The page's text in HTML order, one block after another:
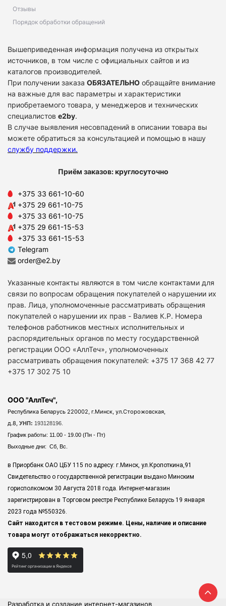
Отзывы
Порядок обработки обращений
Вышеприведенная информация получена из открытых
источников, в том числе с официальных сайтов и из
каталогов производителей.
При получении заказа ОБЯЗАТЕЛЬНО обращайте внимание
на важные для вас параметры и характеристики
приобретаемого товара, у менеджеров и технических
специалистов e2by.
В случае выявления несовпадений в описании товара вы
можете обратиться за консультацией и помощью в нашу
службу поддержки.
Приём заказов: круглосуточно
+375 33 661-10-60
+375 29 661-10-75
+375 33 661-10-75
+375 29 661-15-53
+375 33 661-15-53
Telegram
order@e2.by
Указанные контакты являются в том числе контактами для
связи по вопросам обращения покупателей о нарушении их
прав. Лица, уполномоченные рассматривать обращения
покупателей о нарушении их прав - Валиев К.Р. Номера
телефонов работников местных исполнительных и
распорядительных органов по месту государственной
регистрации ООО «АллТеч», уполномоченных
рассматривать обращения покупателей: +375 17 368 42 77
+375 17 302 75 10
ООО "АллТеч",
Республика Беларусь 220002, г.Минск, ул.Сторожовская,
д.8, УНП: 193128196.
График работы: 11.00 - 19.00 (Пн - Пт)
Выходные дни: Сб, Вс.
в Приорбанк ОАО ЦБУ 115 по адресу: г.Минск, ул.Кропоткина,91
Свидетельство о государственной регистрации выдано Минским
горисполкомом 30 Августа 2018 года. Интернет-магазин
зарегистрирован в Торговом реестре Республике Беларусь 19 января
2023 года №550326.
Сайт находится в тестовом режиме. Цены, наличие и описание
товара могут отображаться некорректно.
Разработка и создание интернет-магазинов